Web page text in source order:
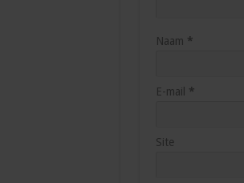
Naam *
E-mail *
Site